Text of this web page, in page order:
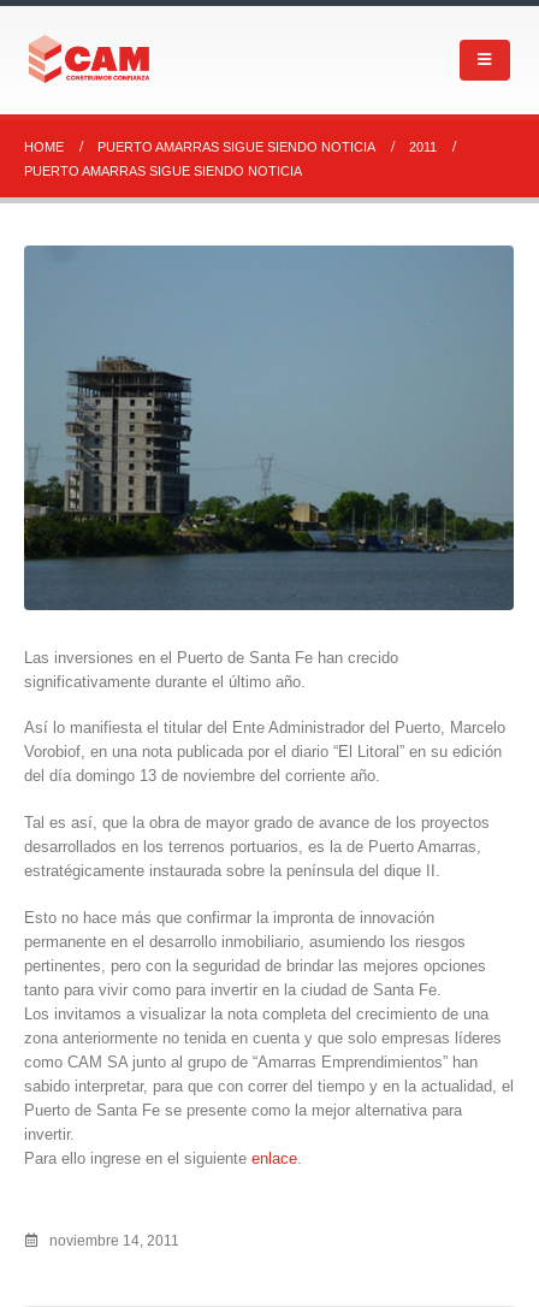
HOME PUERTO AMARRAS SIGUE SIENDO NOTICIA
2011
PUERTO AMARRAS SIGUE SIENDO NOTICIA
Las inversiones en el Puerto de Santa Fe han crecido
significativamente durante el último año.
Así lo manifiesta el titular del Ente Administrador del Puerto, Marcelo
Vorobiof, en una nota publicada por el diario “El Litoral” en su edición
del día domingo 13 de noviembre del corriente año.
Tal es así, que la obra de mayor grado de avance de los proyectos
desarrollados en los terrenos portuarios, es la de Puerto Amarras,
estratégicamente instaurada sobre la península del dique II.
Esto no hace más que confirmar la impronta de innovación
permanente en el desarrollo inmobiliario, asumiendo los riesgos
pertinentes, pero con la seguridad de brindar las mejores opciones
tanto para vivir como para invertir en la ciudad de Santa Fe.
Los invitamos a visualizar la nota completa del crecimiento de una
zona anteriormente no tenida en cuenta y que solo empresas líderes
como CAM SA junto al grupo de “Amarras Emprendimientos” han
sabido interpretar, para que con correr del tiempo y en la actualidad, el
Puerto de Santa Fe se presente como la mejor alternativa para
invertir.
Para ello ingrese en el siguiente enlace
noviembre 14, 2011